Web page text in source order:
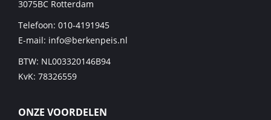
3075BC Rotterdam
Telefoon: 010-4191945
E-mail: info@berkenpeis.nl
BTW: NL003320146B94
KvK: 78326559
ONZE VOORDELEN